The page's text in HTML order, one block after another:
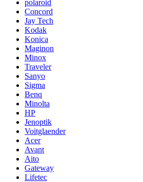
polaroid
Concord
Jay Tech
Kodak
Konica
Maginon
Minox
Traveler
Sanyo
Sigma
Benq
Minolta
HP
Jenoptik
Voitglaender
Acer
Avant
Aito
Gateway
Lifetec